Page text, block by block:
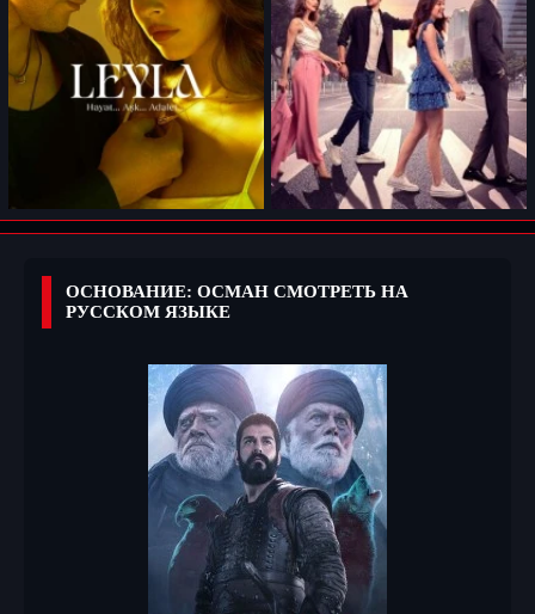
ОСНОВАНИЕ: ОСМАН СМОТРЕТЬ НА
РУССКОМ ЯЗЫКЕ